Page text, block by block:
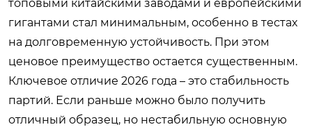
топовыми китайскими заводами и европейскими
гигантами стал минимальным, особенно в тестах
на долговременную устойчивость. При этом
ценовое преимущество остается существенным.
Ключевое отличие 2026 года – это стабильность
партий. Если раньше можно было получить
отличный образец, но нестабильную основную